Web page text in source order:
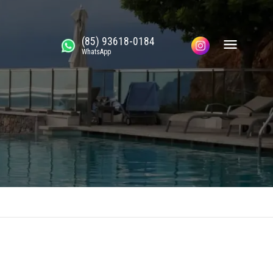
(85) 93618-0184
WhatsApp